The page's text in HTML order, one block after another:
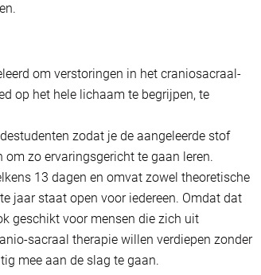
om verstoringen in het craniosacraal-
op het hele lichaam te begrijpen, te
zodat je de aangeleerde stof
zo ervaringsgericht te gaan leren.
13 dagen en omvat zowel theoretische
jaar staat open voor iedereen. Omdat dat
geschikt voor mensen die zich uit
sacraal therapie willen verdiepen zonder
mee aan de slag te gaan.